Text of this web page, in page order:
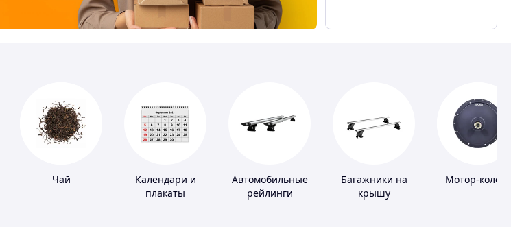
Чай
Календари и
плакаты
Автомобильные
рейлинги
Багажники на
крышу
Мотор-колеса